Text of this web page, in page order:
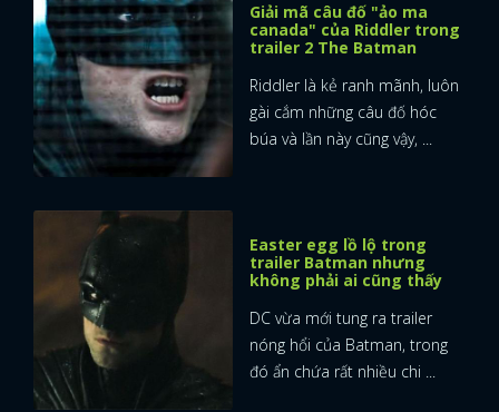
x
ĐĂNG NHẬP
Giải mã câu đố "ảo ma
canada" của Riddler trong
trailer 2 The Batman
Riddler là kẻ ranh mãnh, luôn
gài cắm những câu đố hóc
búa và lần này cũng vậy, ...
Easter egg lồ lộ trong
trailer Batman nhưng
không phải ai cũng thấy
DC vừa mới tung ra trailer
nóng hổi của Batman, trong
đó ẩn chứa rất nhiều chi ...